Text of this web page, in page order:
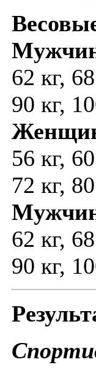
62 кг,
90 кг,
56 кг,
72 кг,
62 кг,
90 кг,